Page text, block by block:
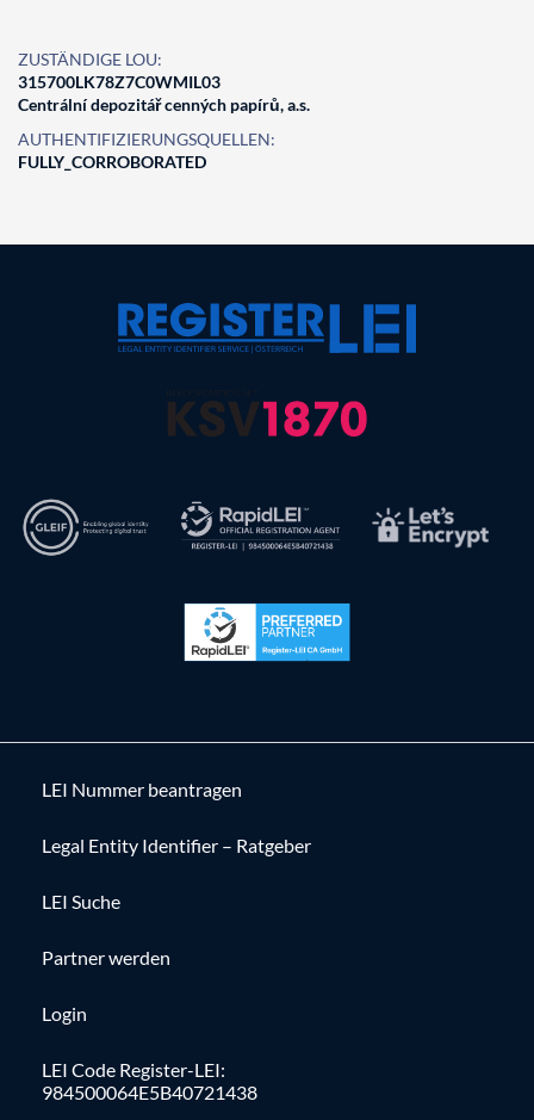
ZUSTÄNDIGE LOU:
315700LK78Z7C0WMIL03
Centrální depozitář cenných papírů, a.s.
AUTHENTIFIZIERUNGSQUELLEN:
FULLY_CORROBORATED
LEI Nummer beantragen
Legal Entity Identifier – Ratgeber
LEI Suche
Partner werden
Login
LEI Code Register-LEI:
984500064E5B40721438